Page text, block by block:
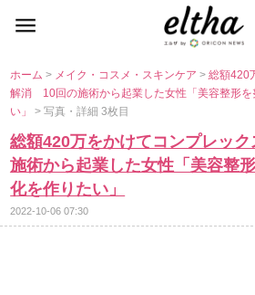
ホーム> メイク・コスメ・スキンケア>総額420
解消 10回の施術から起業した女性「美容整形を
い」> 写真・詳細 3枚目
総額420万をかけてコンプレッ
施術から起業した女性「美容整
化を作りたい」
2022-10-06 07:30